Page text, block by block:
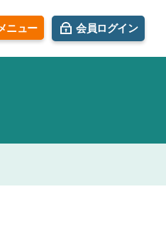
ニュー 会員ログイン